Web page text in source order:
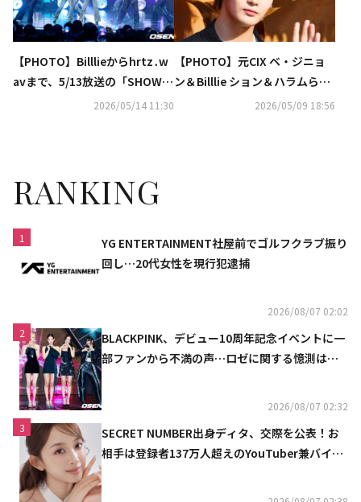
【PHOTO】Billlieからhrtz․w
avまで、5/13放送の「SHOW C
HAMPION」に出演2026/05/14 11:30
【PHOTO】元CIX ベ・ジニョ
ン＆Billlie ション＆ハラムら、
スポーツブランドのイベントに
2026/05/09 18:56
RANKING
1
YG ENTERTAINMENT社屋前でゴルフクラブ振り
回し…20代女性を現行犯逮捕
2026/08/07 02:02
2
BLACKPINK、デビュー10周年記念イベントに一
部ファンから不満の声…ロゼに関する憶測は否
2026/08/07 02:32
3
SECRET NUMBER出身ディタ、交際を公表！お
相手は登録者137万人超えのYouTuber兼バイオ